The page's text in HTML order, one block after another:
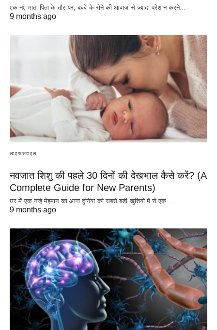
एक नए माता-पिता के तौर पर, बच्चे के रोने की आवाज़ से ज़्यादा परेशान करने…
9 months ago
लाइफस्टाइल
नवजात शिशु की पहले 30 दिनों की देखभाल कैसे करें? (A
Complete Guide for New Parents)
घर में एक नन्हे मेहमान का आना दुनिया की सबसे बड़ी खुशियों में से एक…
9 months ago